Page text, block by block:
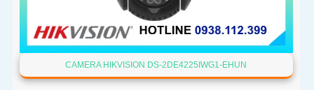
CAMERA HIKVISION DS-2DE4225IWG1-EHUN